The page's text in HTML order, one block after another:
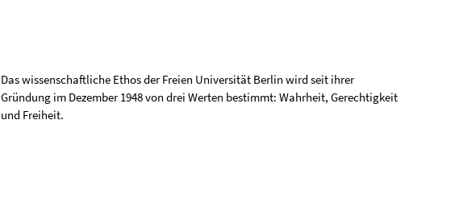
Das wissenschaftliche Ethos der Freien Universität Berlin wird seit ihrer
Gründung im Dezember 1948 von drei Werten bestimmt: Wahrheit, Gerechtigkeit
und Freiheit.